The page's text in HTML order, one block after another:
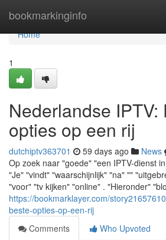
bookmarkinginfo
Home
Home
1
Nederlandse IPTV:
opties op een rij
dutchiptv363701 59 days ago News
Op zoek naar "goede" "een IPTV-dienst
"Je" "vindt" "waarschijnlijk" "na" ""
"voor" "tv kijken" "online" . "Hieronder"
https://bookmarklayer.com/
beste-opties-op-een-rij
Comments
Who Upvoted